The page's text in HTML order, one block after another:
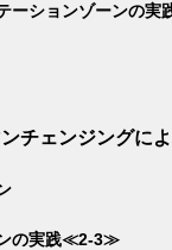
ーションゾーンの実
チェンジングに
の実践≪2-3≫